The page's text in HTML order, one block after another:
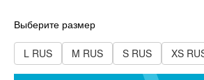
Выберите размер
L RUS M RUS S RUS XS